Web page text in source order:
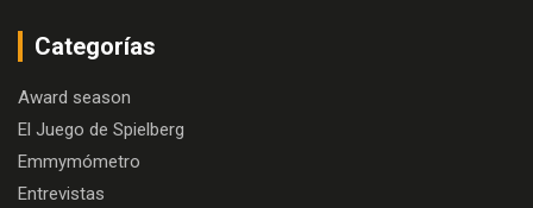
Categorías
Award season
El Juego de Spielberg
Emmymómetro
Entrevistas